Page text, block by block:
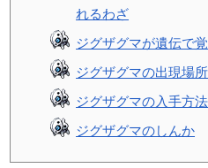
れるわざ
ジグザグマが遺伝で
ジグザグマの出現場所
ジグザグマの入手方法
ジグザグマのしんか